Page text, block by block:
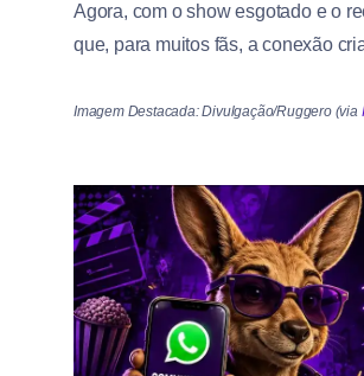
Agora, com o show esgotado e o
que, para muitos fãs, a conexão
Imagem Destacada: Divulgação/Ruggero (via